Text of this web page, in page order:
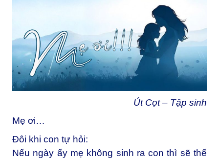
Út Cọt – Tập sinh
Mẹ ơi…
Đôi khi con tự hỏi:
Nếu ngày ấy mẹ không sinh ra con thì sẽ thế